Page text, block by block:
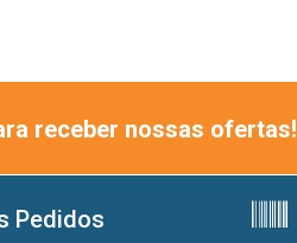
receber nossas ofertas!
Pedidos